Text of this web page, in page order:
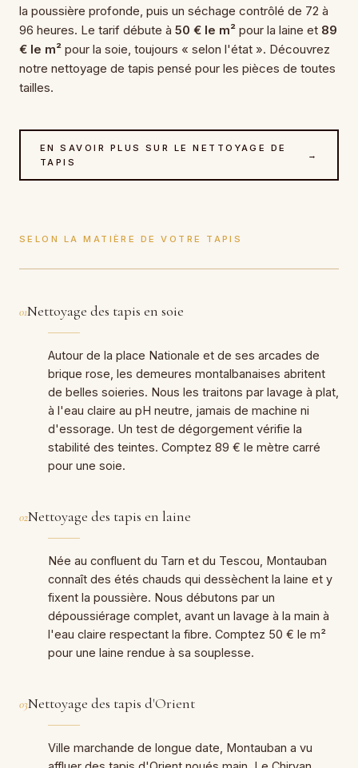
la poussière profonde, puis un séchage contrôlé de 72 à
96 heures. Le tarif débute à 50 € le m² pour la laine et 89
€ le m² pour la soie, toujours « selon l'état ». Découvrez
notre nettoyage de tapis pensé pour les pièces de toutes
tailles.
EN SAVOIR PLUS SUR LE NETTOYAGE DE
TAPIS
→
SELON LA MATIÈRE DE VOTRE TAPIS
01Nettoyage des tapis en soie
Autour de la place Nationale et de ses arcades de
brique rose, les demeures montalbanaises abritent
de belles soieries. Nous les traitons par lavage à plat,
à l'eau claire au pH neutre, jamais de machine ni
d'essorage. Un test de dégorgement vérifie la
stabilité des teintes. Comptez 89 € le mètre carré
pour une soie.
02Nettoyage des tapis en laine
Née au confluent du Tarn et du Tescou, Montauban
connaît des étés chauds qui dessèchent la laine et y
fixent la poussière. Nous débutons par un
dépoussiérage complet, avant un lavage à la main à
l'eau claire respectant la fibre. Comptez 50 € le m²
pour une laine rendue à sa souplesse.
03Nettoyage des tapis d'Orient
Ville marchande de longue date, Montauban a vu